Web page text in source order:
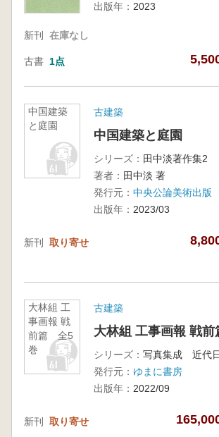
出版年： 2023
新刊 在庫なし
古書 1点
中国建築
と庭園
古建築
中国建築と庭園
シリーズ： 田中淡著作集2
著者： 田中淡 著
発行元： 中央公論美術出版
出版年： 2023/03
新刊 取り寄せ
大林組 工
事画報 戦
前篇 全5
巻
古建築
大林組 工事画報 戦
シリーズ：
発行元： ゆまに書房
出版年： 2022/09
新刊 取り寄せ